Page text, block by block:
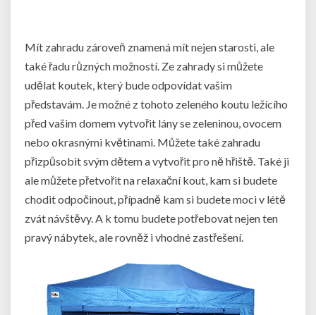
Mít zahradu zároveň znamená mít nejen starosti, ale
také řadu různých možností. Ze zahrady si můžete
udělat koutek, který bude odpovídat vašim
představám. Je možné z tohoto zeleného koutu ležícího
před vašim domem vytvořit lány se zeleninou, ovocem
nebo okrasnými květinami. Můžete také zahradu
přizpůsobit svým dětem a vytvořit pro ně hřiště. Také ji
ale můžete přetvořit na relaxační kout, kam si budete
chodit odpočinout, případně kam si budete moci v létě
zvát návštěvy. A k tomu budete potřebovat nejen ten
pravý nábytek, ale rovněž i vhodné zastřešení.